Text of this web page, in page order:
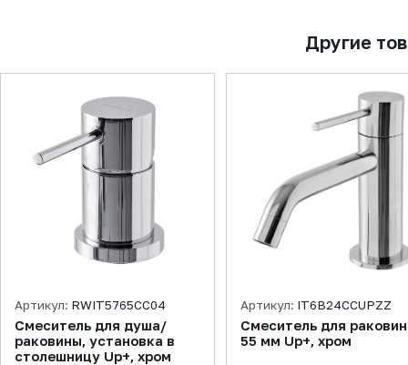
Другие
Артикул: RWIT5765CC04
Смеситель для душа/
раковины, установка в
столешницу Up+, хром
Артикул: IT6B24CCUPZZ
Смеситель для
55 мм Up+, хром